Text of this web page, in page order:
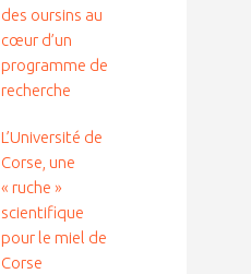
des oursins au
cœur d’un
programme de
recherche
L’Université de
Corse, une
« ruche »
scientifique
pour le miel de
Corse